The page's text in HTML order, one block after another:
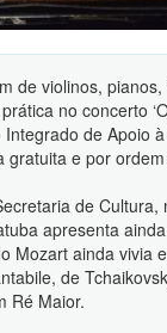
de violinos,
no concerto
de Apoio
e por
de
apresenta
Mozart ainda vivia
de
Ré Maior.